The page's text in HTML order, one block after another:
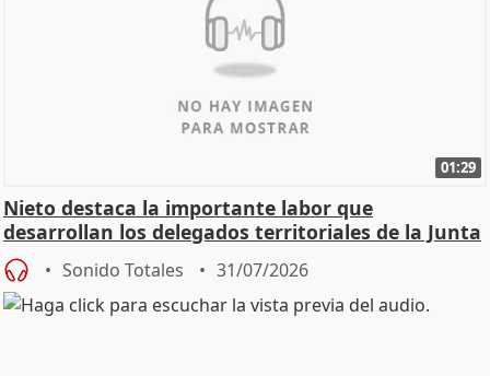
01:29
Nieto destaca la importante labor que
desarrollan los delegados territoriales de la Junta
Sonido Totales 31/07/2026